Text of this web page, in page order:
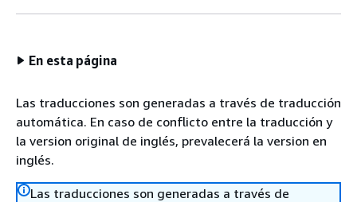
En esta página
Las traducciones son generadas a través de traducción
automática. En caso de conflicto entre la traducción y
la version original de inglés, prevalecerá la version en
inglés.
Las traducciones son generadas a través de